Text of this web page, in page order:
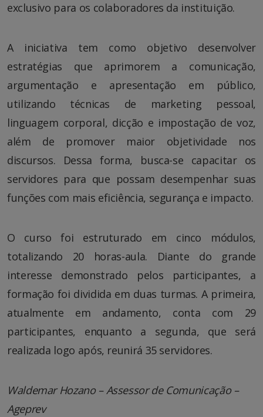
exclusivo para os colaboradores da instituição.
A iniciativa tem como objetivo desenvolver
estratégias que aprimorem a comunicação,
argumentação e apresentação em público,
utilizando técnicas de marketing pessoal,
linguagem corporal, dicção e impostação de voz,
além de promover maior objetividade nos
discursos. Dessa forma, busca-se capacitar os
servidores para que possam desempenhar suas
funções com mais eficiência, segurança e impacto.
O curso foi estruturado em cinco módulos,
totalizando 20 horas-aula. Diante do grande
interesse demonstrado pelos participantes, a
formação foi dividida em duas turmas. A primeira,
atualmente em andamento, conta com 29
participantes, enquanto a segunda, que será
realizada logo após, reunirá 35 servidores.
Waldemar Hozano – Assessor de Comunicação –
Ageprev